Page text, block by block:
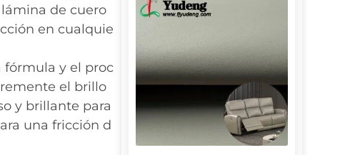
de cuero
en cualquie
fórmula y el proc
el brillo
y brillante para
una fricción d